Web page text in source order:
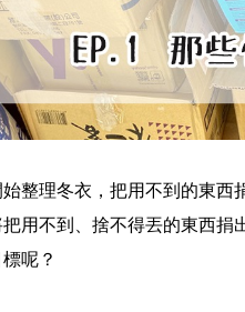
整理冬衣，把用不到的東西
用不到、捨不得丟的東西捐
呢？